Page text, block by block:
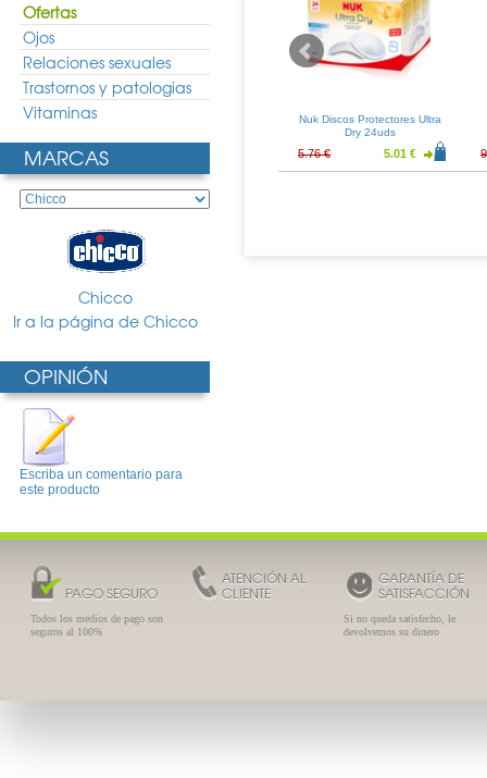
Ofertas
Ojos
Relaciones sexuales
Trastornos y patologias
Vitaminas
MARCAS
Chicco
Ir a la página de Chicco
OPINIÓN
Escriba un comentario para
este producto
500ml
7.55 €
Nuk Discos Protectores Ultra
Dry 24uds
5.76 € 5.01 €
PAGO SEGURO
Todos los medios de pago son
seguros al 100%
ATENCIÓN AL
CLIENTE
GARANTÍA DE
SATISFACCIÓN
Si no queda satisfecho, le
devolvemos su dinero